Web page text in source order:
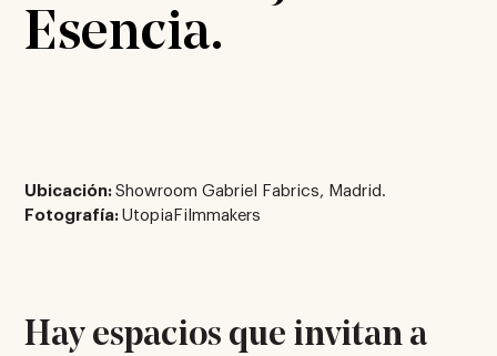
Esencia.
Ubicación:Showroom Gabriel Fabrics, Madrid.
Fotografía:UtopiaFilmmakers
Hay espacios que invitan a